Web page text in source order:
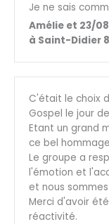
Je ne sais
Amélie et 23/
à Saint-Didier
C'était le choix
Gospel le jour
Etant un grand
ce bel
Le groupe a
l'émotion et
et nous
Merci d'avoir
réactivité.